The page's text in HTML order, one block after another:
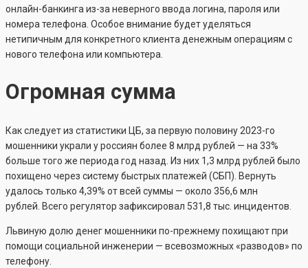
онлайн-банкинга из-за неверного ввода логина, пароля или
номера телефона. Особое внимание будет уделяться
нетипичным для конкретного клиента денежным операциям с
нового телефона или компьютера.
Огромная сумма
Как следует из статистики ЦБ, за первую половину 2023-го
мошенники украли у россиян более 8 млрд рублей — на 33%
больше того же периода год назад. Из них 1,3 млрд рублей было
похищено через систему быстрых платежей (СБП). Вернуть
удалось только 4,39% от всей суммы — около 356,6 млн
рублей. Всего регулятор зафиксировал 531,8 тыс. инцидентов.
Львиную долю денег мошенники по-прежнему похищают при
помощи социальной инженерии — всевозможных «разводов» по
телефону.